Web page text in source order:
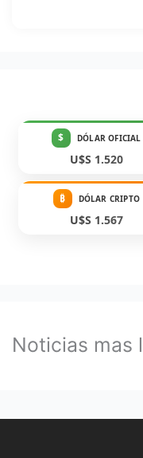
$ DÓLAR OFICIAL
U$S 1.520
₿ DÓLAR CRIPTO
U$S 1.567
Noticias mas